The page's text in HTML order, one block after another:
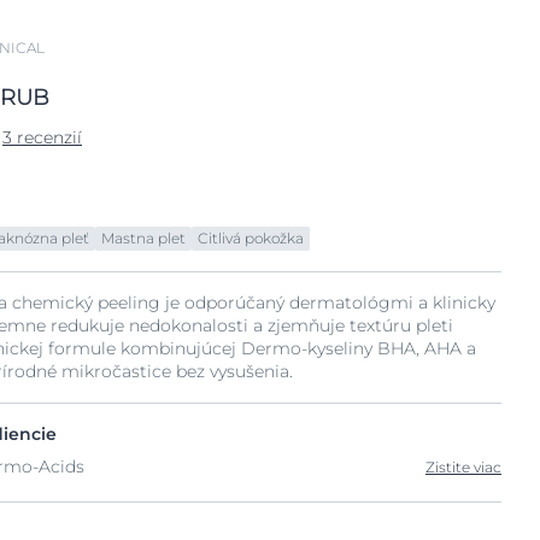
3 recenzií
pleť Mastna plet Citlivá pokožka
chemický peeling je odporúčaný dermatológmi a klinicky
redukuje nedokonalosti a zjemňuje textúru pleti
formule kombinujúcej Dermo-kyseliny BHA, AHA a
mikročastice bez vysušenia.
Acids
Zistite viac